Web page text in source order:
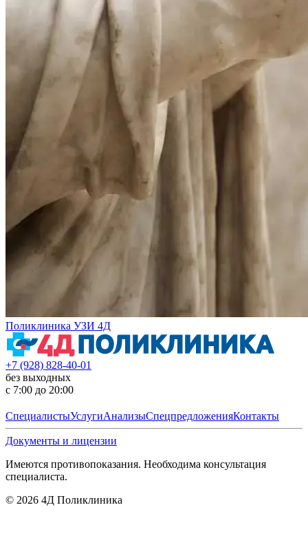
Поликлиника УЗИ 4Д
+7 (928) 828-40-01
без выходных
с 7:00 до 20:00
СпециалистыУслугиАнализыСпецпредложенияКонтакты
Документы и лицензии
Имеются противопоказания. Необходима консультация
специалиста.
© 2026 4Д Поликлиника